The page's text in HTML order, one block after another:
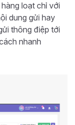
loạt chỉ với
dung gửi hay
thông điệp tới
nhanh